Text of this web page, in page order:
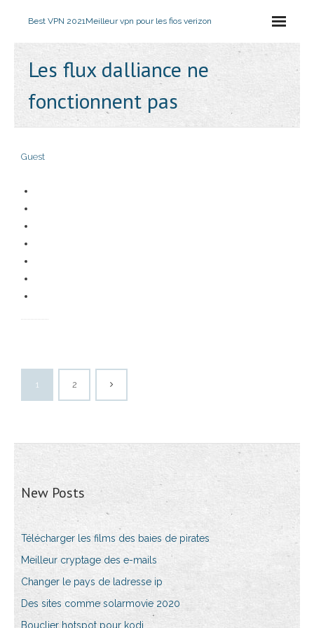
Best VPN 2021Meilleur vpn pour les fios verizon
Les flux dalliance ne
fonctionnent pas
Guest
1 2
New Posts
Télécharger les films des baies de pirates
Meilleur cryptage des e-mails
Changer le pays de ladresse ip
Des sites comme solarmovie 2020
Bouclier hotspot pour kodi